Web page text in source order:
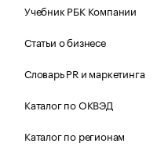
Учебник РБК Компании
Статьи о бизнесе
Словарь PR и маркетинга
Каталог по ОКВЭД
Каталог по регионам